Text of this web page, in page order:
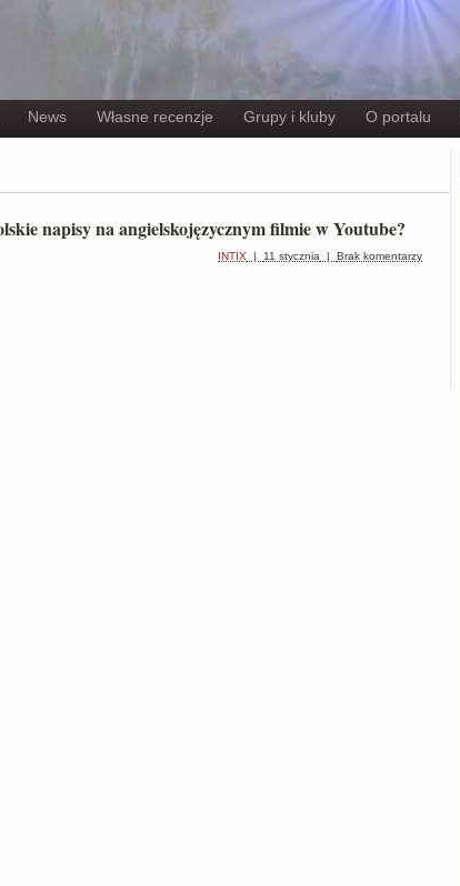
News Własne recenzje Grupy i kluby O portalu
napisy na angielskojęzycznym filmie w Youtube?
INTIX | 11 stycznia | Brak komentarzy